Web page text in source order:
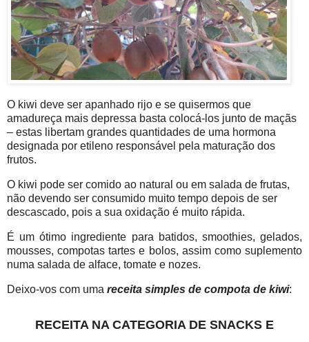
O kiwi deve ser apanhado rijo e se quisermos que
amadureça mais depressa basta colocá-los junto de maçãs
– estas libertam grandes quantidades de uma hormona
designada por etileno responsável pela maturação dos
frutos.
O kiwi pode ser comido ao natural ou em salada de frutas,
não devendo ser consumido muito tempo depois de ser
descascado, pois a sua oxidação é muito rápida.
É um ótimo ingrediente para batidos, smoothies, gelados,
mousses, compotas tartes e bolos, assim como suplemento
numa salada de alface, tomate e nozes.
Deixo-vos com uma receita simples de compota de kiwi:
RECEITA NA CATEGORIA DE SNACKS E